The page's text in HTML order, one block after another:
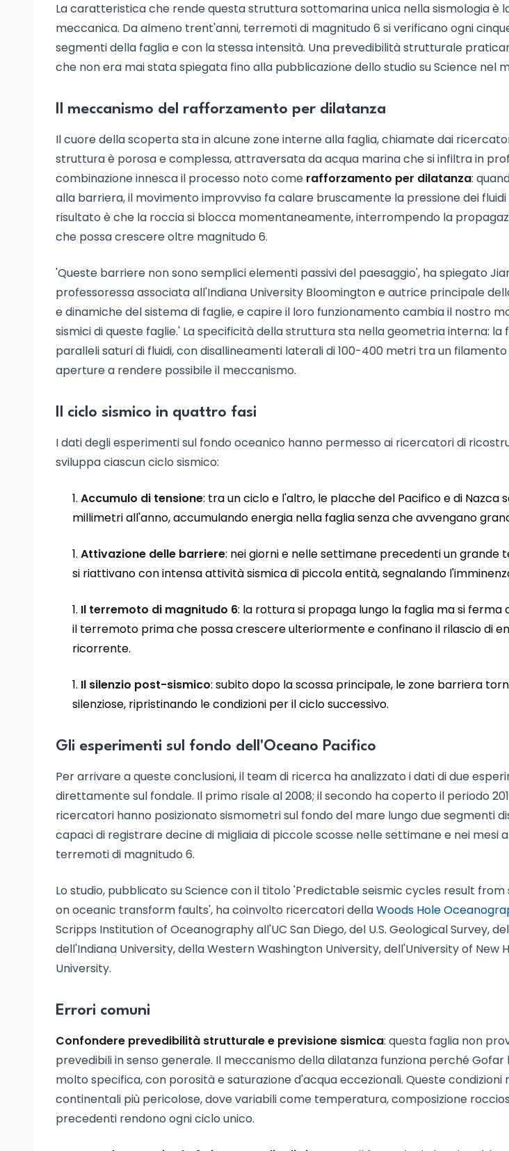
La caratteristica che rende questa struttura sottomarina unica nella sismologia è
meccanica. Da almeno trent'anni, terremoti di magnitudo 6 si verificano ogni
segmenti della faglia e con la stessa intensità. Una prevedibilità strutturale
che non era mai stata spiegata fino alla pubblicazione dello studio su Science nel
Il meccanismo del rafforzamento per dilatanza
Il cuore della scoperta sta in alcune zone interne alla faglia, chiamate dai
struttura è porosa e complessa, attraversata da acqua marina che si infiltra in
combinazione innesca il processo noto come rafforzamento per dilatanza:
alla barriera, il movimento improvviso fa calare bruscamente la pressione dei
risultato è che la roccia si blocca momentaneamente, interrompendo la
che possa crescere oltre magnitudo 6.
'Queste barriere non sono semplici elementi passivi del paesaggio', ha spiegato
professoressa associata all'Indiana University Bloomington e autrice principale
e dinamiche del sistema di faglie, e capire il loro funzionamento cambia il nostro
sismici di queste faglie.' La specificità della struttura sta nella geometria interna: la
paralleli saturi di fluidi, con disallineamenti laterali di 100-400 metri tra un
aperture a rendere possibile il meccanismo.
Il ciclo sismico in quattro fasi
I dati degli esperimenti sul fondo oceanico hanno permesso ai ricercatori di
sviluppa ciascun ciclo sismico:
Accumulo di tensione: tra un ciclo e l'altro, le placche del Pacifico e di Nazca
millimetri all'anno, accumulando energia nella faglia senza che avvengano
Attivazione delle barriere: nei giorni e nelle settimane precedenti un grande
si riattivano con intensa attività sismica di piccola entità, segnalando
Il terremoto di magnitudo 6: la rottura si propaga lungo la faglia ma si
il terremoto prima che possa crescere ulteriormente e confinano il rilascio di
ricorrente.
Il silenzio post-sismico: subito dopo la scossa principale, le zone barriera
silenziose, ripristinando le condizioni per il ciclo successivo.
Gli esperimenti sul fondo dell'Oceano Pacifico
Per arrivare a queste conclusioni, il team di ricerca ha analizzato i dati di due
direttamente sul fondale. Il primo risale al 2008; il secondo ha coperto il periodo
ricercatori hanno posizionato sismometri sul fondo del mare lungo due segmenti
capaci di registrare decine di migliaia di piccole scosse nelle settimane e nei mesi
terremoti di magnitudo 6.
Lo studio, pubblicato su Science con il titolo 'Predictable seismic cycles result
on oceanic transform faults', ha coinvolto ricercatori dellaWoods Hole
Scripps Institution of Oceanography all'UC San Diego, del U.S. Geological Survey,
dell'Indiana University, della Western Washington University, dell'University of New
University.
Errori comuni
Confondere prevedibilità strutturale e previsione sismica: questa faglia non
prevedibili in senso generale. Il meccanismo della dilatanza funziona perché
molto specifica, con porosità e saturazione d'acqua eccezionali. Queste condizioni
continentali più pericolose, dove variabili come temperatura, composizione
precedenti rendono ogni ciclo unico.